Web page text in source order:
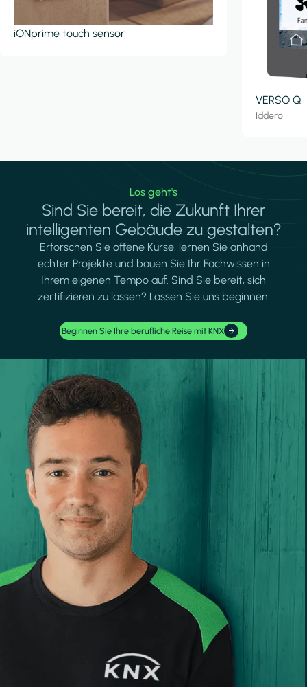
iONprime touch sensor
VERSO Q
Iddero
Los geht's
Sind Sie bereit, die Zukunft Ihrer
intelligenten Gebäude zu gestalten?
Erforschen Sie offene Kurse, lernen Sie anhand
echter Projekte und bauen Sie Ihr Fachwissen in
Ihrem eigenen Tempo auf. Sind Sie bereit, sich
zertifizieren zu lassen? Lassen Sie uns beginnen.
Beginnen Sie Ihre berufliche Reise mit KNX